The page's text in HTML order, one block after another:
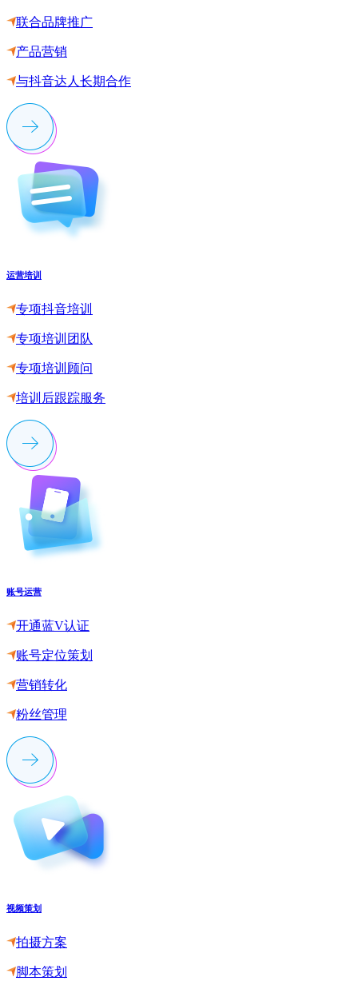
联合品牌推广
产品营销
与抖音达人长期合作
运营培训
专项抖音培训
专项培训团队
专项培训顾问
培训后跟踪服务
账号运营
开通蓝V认证
账号定位策划
营销转化
粉丝管理
视频策划
拍摄方案
脚本策划